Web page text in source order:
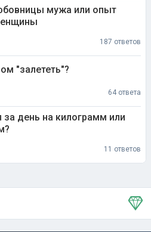
мужа или опыт
187 ответов
"залететь"?
64 ответа
день на килограмм или
11 ответов